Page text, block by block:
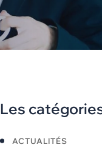
Les
ACTUALITÉS